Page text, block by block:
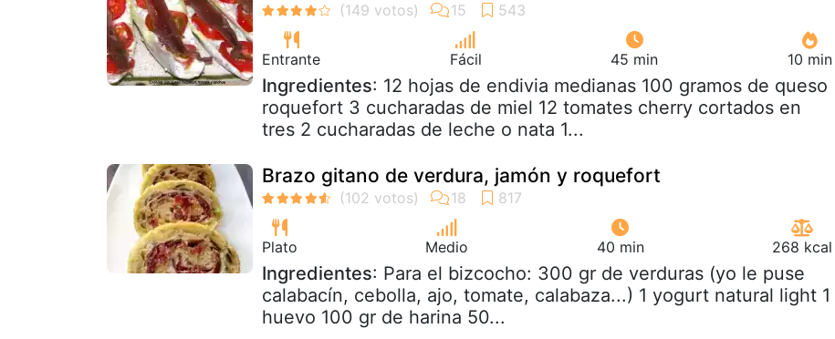
Entrante Fácil 45 min 10 min
Ingredientes: 12 hojas de endivia medianas 100 gramos de queso
roquefort 3 cucharadas de miel 12 tomates cherry cortados en
tres 2 cucharadas de leche o nata 1...
Brazo gitano de verdura, jamón y roquefort
Plato Medio 40 min 268 kcal
Ingredientes: Para el bizcocho: 300 gr de verduras (yo le puse
calabacín, cebolla, ajo, tomate, calabaza...) 1 yogurt natural light 1
huevo 100 gr de harina 50...